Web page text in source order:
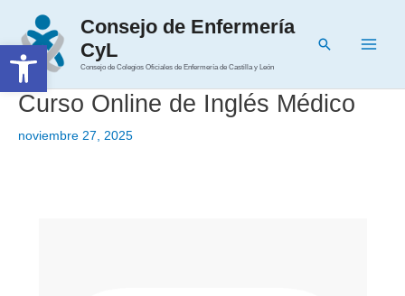
Abrir barra de herramientas
contenido
Consejo de Enfermería
CyL
Consejo de Colegios Oficiales de Enfermería de Castilla y León
Buscar
Curso Online de Inglés Médico
noviembre 27, 2025